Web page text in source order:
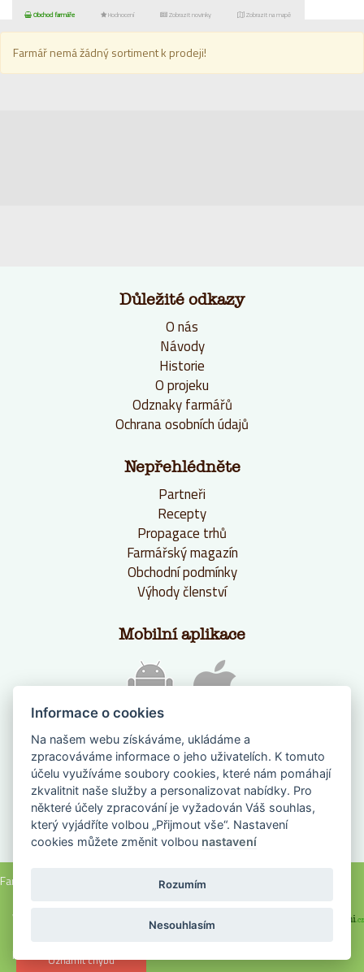
Obchod farmáře Hodnocení Zobrazit novinky Zobrazit na mapě
Farmář nemá žádný sortiment k prodeji!
Důležité odkazy
O nás
Návody
Historie
O projeku
Odznaky farmářů
Ochrana osobních údajů
Nepřehlédněte
Partneři
Recepty
Propagace trhů
Farmářský magazín
Obchodní podmínky
Výhody členství
Mobilní aplikace
NAPIŠTE NÁM
Farmanadlani.cz 2018, všechna práva vyhrazena |
Webové stránky na míru vyrobilo FOXMATE
hosting zajišťuje DIGITREE
Oznámit chybu
Informace o cookies
Na našem webu získáváme, ukládáme a
zpracováváme informace o jeho uživatelích. K tomuto
účelu využíváme soubory cookies, které nám pomáhají
zkvalitnit naše služby a personalizovat nabídky. Pro
některé účely zpracování je vyžadován Váš souhlas,
který vyjádříte volbou „Přijmout vše“. Nastavení
cookies můžete změnit volbou nastavení
Rozumím
Nesouhlasím